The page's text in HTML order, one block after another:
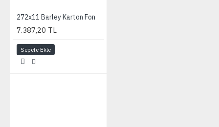
272x11 Barley Karton Fon
7.387,20 TL
Sepete Ekle